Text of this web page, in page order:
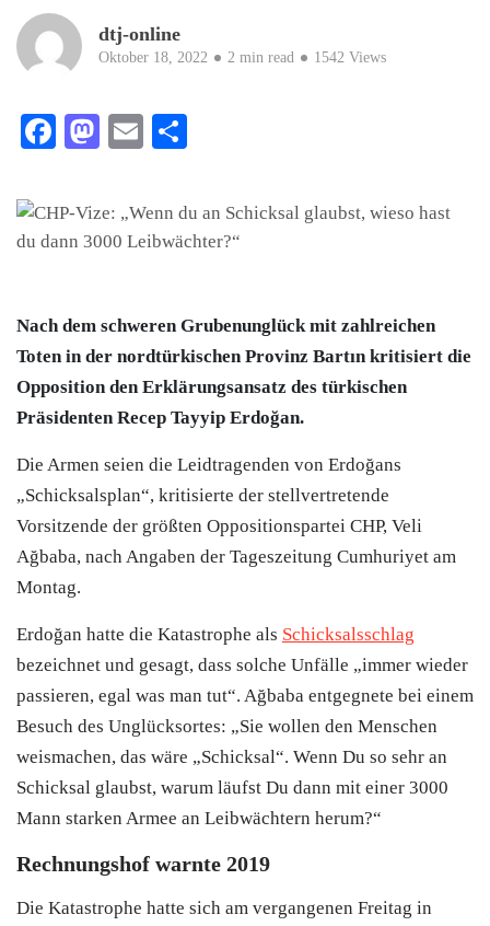
dtj-online
Oktober 18, 2022 2 min read 1542 Views
Facebook
Mastodon
Email
Nach dem schweren Grubenunglück mit zahlreichen
Toten in der nordtürkischen Provinz Bartın kritisiert die
Opposition den Erklärungsansatz des türkischen
Präsidenten Recep Tayyip Erdoğan.
Die Armen seien die Leidtragenden von Erdoğans
„Schicksalsplan“, kritisierte der stellvertretende
Vorsitzende der größten Oppositionspartei CHP, Veli
Ağbaba, nach Angaben der Tageszeitung Cumhuriyet am
Montag.
Erdoğan hatte die Katastrophe als Schicksalsschlag
bezeichnet und gesagt, dass solche Unfälle „immer wieder
passieren, egal was man tut“. Ağbaba entgegnete bei einem
Besuch des Unglücksortes: „Sie wollen den Menschen
weismachen, das wäre „Schicksal“. Wenn Du so sehr an
Schicksal glaubst, warum läufst Du dann mit einer 3000
Mann starken Armee an Leibwächtern herum?“
Rechnungshof warnte 2019
Die Katastrophe hatte sich am vergangenen Freitag in